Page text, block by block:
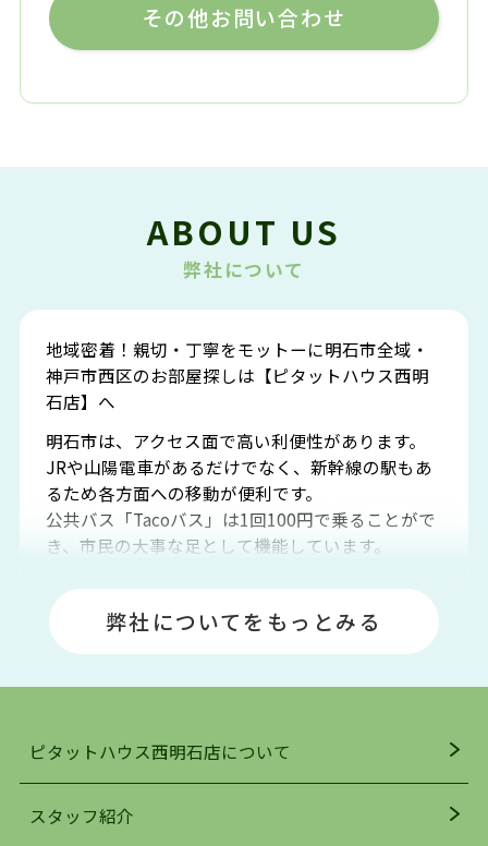
その他お問い合わせ
ABOUT US
弊社について
地域密着！親切・丁寧をモットーに明石市全域・
神戸市西区のお部屋探しは【ピタットハウス西明
石店】へ
明石市は、アクセス面で高い利便性があります。
JRや山陽電車があるだけでなく、新幹線の駅もあ
るため各方面への移動が便利です。
公共バス「Tacoバス」は1回100円で乗ることがで
き、市民の大事な足として機能しています。
場や釣りスポットが多くあります。JR「大久保
駅」周辺には、ビブレ・イオンをはじめとした買
い物施設も多くあり、買い物にも困りません。
明石駅・西明石駅を中心に、明石市・神戸市西区
でお部屋探している方は、ぜひ当ＨＰにて物件を
お探しになってください。弊社は、スタッフの平
弊社についてをもっとみる
ピタットハウス西明石店について
スタッフ紹介